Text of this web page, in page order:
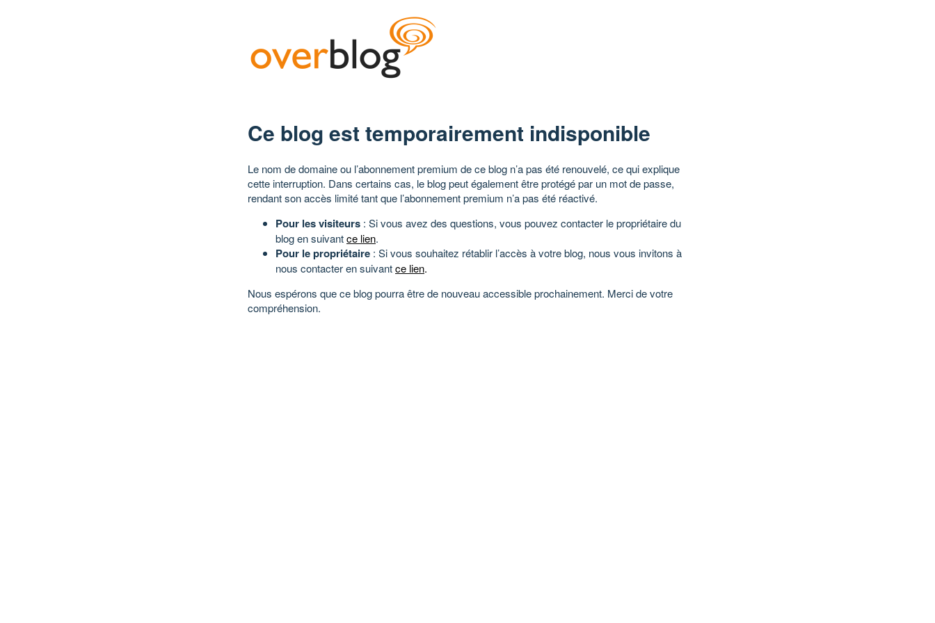
Ce blog est temporairement indisponible
Le nom de domaine ou l’abonnement premium de ce blog n’a pas été renouvelé, ce qui explique
cette interruption. Dans certains cas, le blog peut également être protégé par un mot de passe,
rendant son accès limité tant que l’abonnement premium n’a pas été réactivé.
Pour les visiteurs : Si vous avez des questions, vous pouvez contacter le propriétaire du
blog en suivantce lien.
Pour le propriétaire : Si vous souhaitez rétablir l’accès à votre blog, nous vous invitons à
nous contacter en suivantce lien.
Nous espérons que ce blog pourra être de nouveau accessible prochainement. Merci de votre
compréhension.